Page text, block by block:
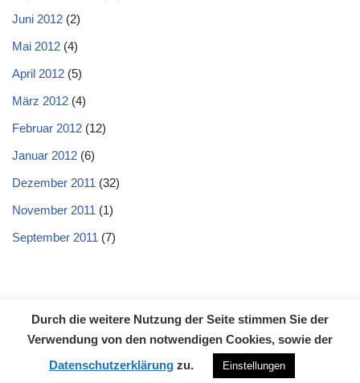
Juni 2012 (2)
Mai 2012 (4)
April 2012 (5)
März 2012 (4)
Februar 2012 (12)
Januar 2012 (6)
Dezember 2011 (32)
November 2011 (1)
September 2011 (7)
Datenschutzerklärung Impressum Kontakt
Neve| Präsentiert von WordPress
Durch die weitere Nutzung der Seite stimmen Sie der
Verwendung von den notwendigen Cookies, sowie der
Datenschutzerklärung zu. Einstellungen